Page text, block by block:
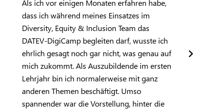
Als ich vor einigen Monaten erfahren habe,
dass ich während meines Einsatzes im
Diversity, Equity & Inclusion Team das
DATEV-DigiCamp begleiten darf, wusste ich
ehrlich gesagt noch gar nicht, was genau auf
mich zukommt. Als Auszubildende im ersten
Lehrjahr bin ich normalerweise mit ganz
anderen Themen beschäftigt. Umso
spannender war die Vorstellung, hinter die